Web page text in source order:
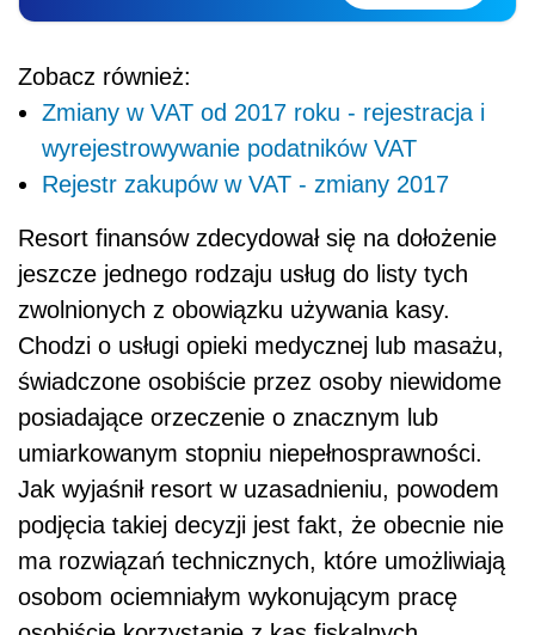
Zobacz również:
Zmiany w VAT od 2017 roku - rejestracja i
wyrejestrowywanie podatników VAT
Rejestr zakupów w VAT - zmiany 2017
Resort finansów zdecydował się na dołożenie
jeszcze jednego rodzaju usług do listy tych
zwolnionych z obowiązku używania kasy.
Chodzi o usługi opieki medycznej lub masażu,
świadczone osobiście przez osoby niewidome
posiadające orzeczenie o znacznym lub
umiarkowanym stopniu niepełnosprawności.
Jak wyjaśnił resort w uzasadnieniu, powodem
podjęcia takiej decyzji jest fakt, że obecnie nie
ma rozwiązań technicznych, które umożliwiają
osobom ociemniałym wykonującym pracę